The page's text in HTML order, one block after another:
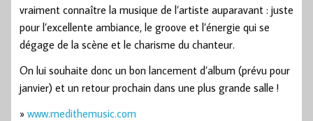
vraiment connaître la musique de l’artiste auparavant : juste
pour l’excellente ambiance, le groove et l’énergie qui se
dégage de la scène et le charisme du chanteur.
On lui souhaite donc un bon lancement d’album (prévu pour
janvier) et un retour prochain dans une plus grande salle !
» www.medithemusic.com